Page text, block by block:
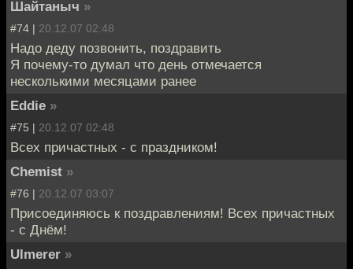
Шайтаныч »
#74 | 20.12.07 02:48
Надо деду позвонить, поздравить
Я почему-то думал что день отмечается
несколькими месяцами ранее
Eddie »
#75 | 20.12.07 02:48
Всех причастных - с праздником!
Chemist »
#76 | 20.12.07 03:07
Присоединяюсь к поздравлениям! Всех причастных
- с Днём!
Ulmerer »